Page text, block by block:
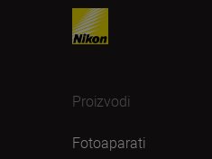
Proizvodi
Fotoaparati